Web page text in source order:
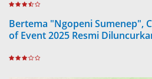
Bertema "Ngopeni Sumenep",
of Event 2025 Resmi